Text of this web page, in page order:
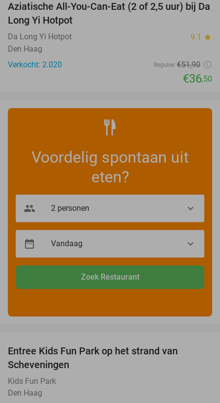
30%
Aziatische All-You-Can-Eat (2 of 2,5 uur) bij Da
Long Yi Hotpot
Da Long Yi Hotpot 9.1 star
Den Haag
Verkocht: 2.020
Regulier €51,90
€36,50
Voordelig spontaan uit
eten?
Zoek Restaurant
Entree Kids Fun Park op het strand van
Scheveningen
Kids Fun Park
Den Haag